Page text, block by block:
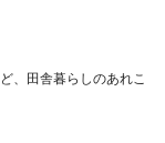
、田舎暮らしのあれこ